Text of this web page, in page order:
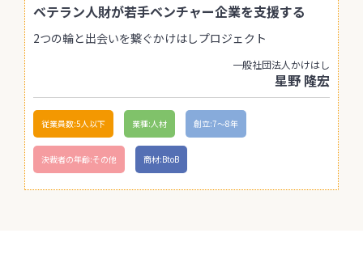
ベテラン人財が若手ベンチャー企業を支援する
2つの輪と出会いを繋ぐかけはしプロジェクト
一般社団法人かけはし
星野 隆宏
従業員数:5人以下 業種:人材 創立:7〜8年
決裁者の年齢:その他 商材:BtoB